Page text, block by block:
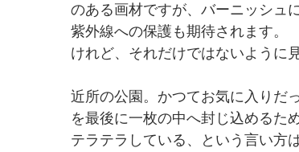
のある画材ですが、バーニッシュ
紫外線への保護も期待されます。
けれど、それだけではないように
近所の公園。かつてお気に入りだ
を最後に一枚の中へ封じ込めるた
テラテラしている、という言い方